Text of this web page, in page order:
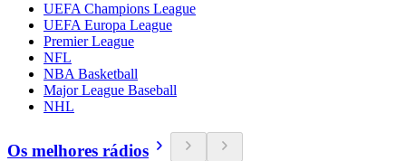
UEFA Champions League
UEFA Europa League
Premier League
NFL
NBA Basketball
Major League Baseball
NHL
Os melhores rádios